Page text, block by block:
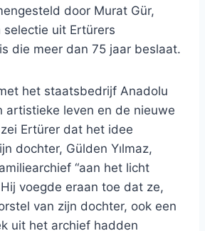
door Murat Gür,
uit Ertürers
die meer dan 75 jaar beslaat.
het staatsbedrijf Anadolu
artistieke leven en de nieuwe
Ertürer dat het idee
dochter, Gülden Yılmaz,
“aan het licht
voegde eraan toe dat ze,
van zijn dochter, ook een
uit het archief hadden